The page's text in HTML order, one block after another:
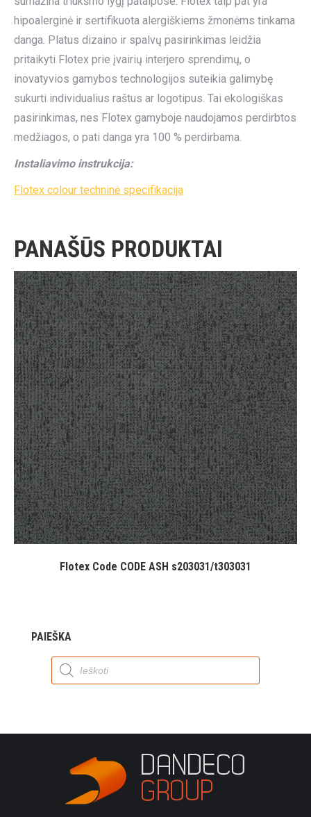
hipoalerginė ir sertifikuota alergiškiems žmonėms tinkama
danga. Platus dizaino ir spalvų pasirinkimas leidžia
pritaikyti Flotex prie įvairių interjero sprendimų, o
inovatyvios gamybos technologijos suteikia galimybę
sukurti individualius raštus ar logotipus. Tai ekologiškas
pasirinkimas, nes Flotex gamyboje naudojamos perdirbtos
medžiagos, o pati danga yra 100 % perdirbama.
Instaliavimo instrukcija:
Flotex colour techninė specifikacija
PANAŠŪS PRODUKTAI
Flotex Code CODE ASH s203031/t303031
PAIEŠKA
Products
search